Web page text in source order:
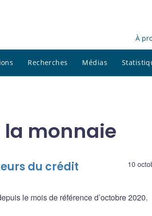
À
Recherches Médias
la monnaie
10
du crédit
le mois de référence d’octobre 2020.